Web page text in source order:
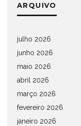
ARQUIVO
julho 2026
junho 2026
maio 2026
abril 2026
março 2026
fevereiro 2026
janeiro 2026